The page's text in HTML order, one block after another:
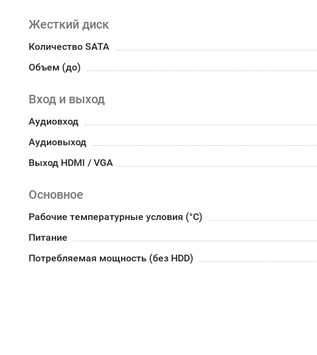
Жесткий диск
Количество SATA
Объем (до)
Вход и выход
Аудиовход
Аудиовыход
Выход HDMI / VGA
Основное
Рабочие температурные условия (°С)
Питание
Потребляемая мощность (без HDD)